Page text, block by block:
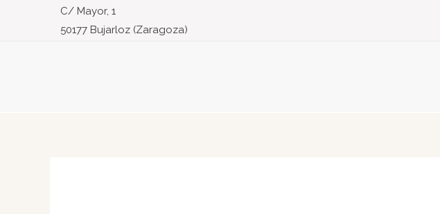
C/ Mayor, 1
50177 Bujarloz (Zaragoza)